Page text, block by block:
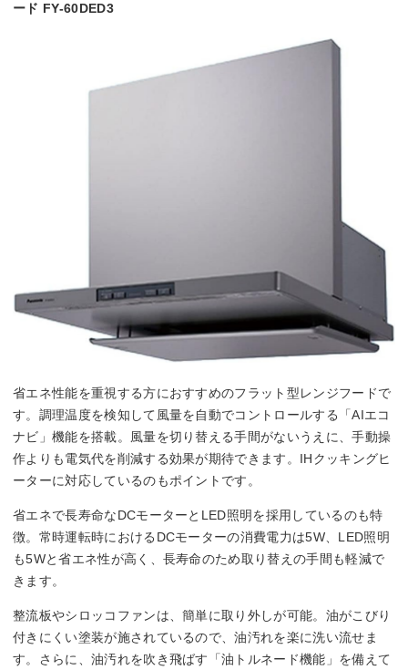
ード FY-60DED3
省エネ性能を重視する方におすすめのフラット型レンジフードで
す。調理温度を検知して風量を自動でコントロールする「AIエコ
ナビ」機能を搭載。風量を切り替える手間がないうえに、手動操
作よりも電気代を削減する効果が期待できます。IHクッキングヒ
ーターに対応しているのもポイントです。
省エネで長寿命なDCモーターとLED照明を採用しているのも特
徴。常時運転時におけるDCモーターの消費電力は5W、LED照明
も5Wと省エネ性が高く、長寿命のため取り替えの手間も軽減で
きます。
整流板やシロッコファンは、簡単に取り外しが可能。油がこびり
付きにくい塗装が施されているので、油汚れを楽に洗い流せま
す。さらに、油汚れを吹き飛ばす「油トルネード機能」を備えて